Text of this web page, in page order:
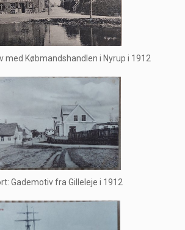
med Købmandshandlen i Nyrup i 1912
Gademotiv fra Gilleleje i 1912